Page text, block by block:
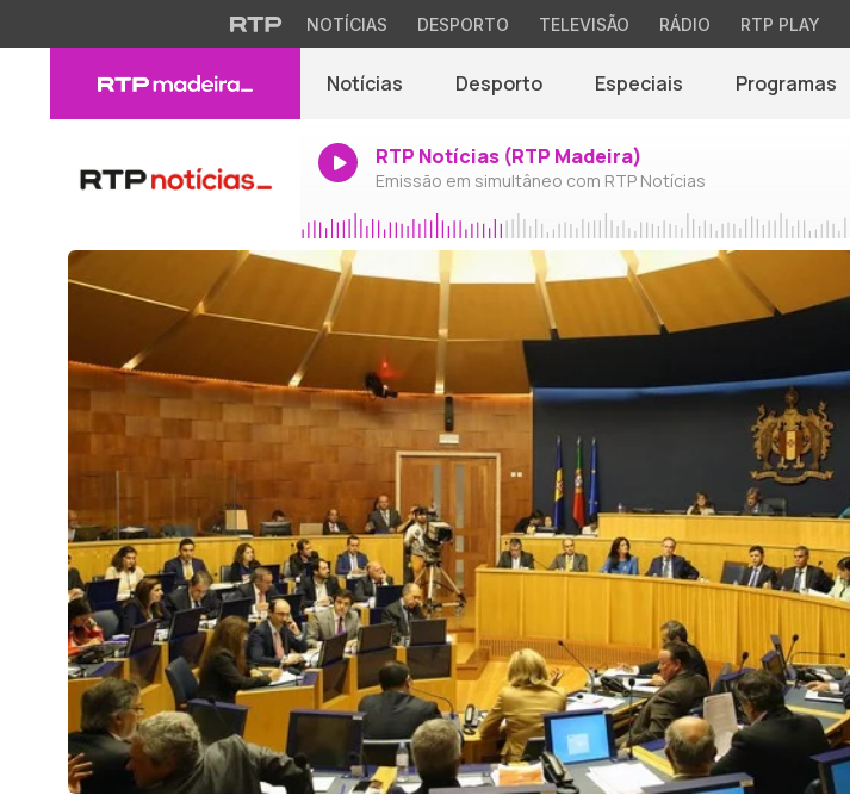
NOTÍCIAS DESPORTO TELEVISÃO RÁDIO RTP PLAY
Notícias Desporto Especiais Programas
RTP Notícias (RTP Madeira)
Emissão em simultâneo com RTP Notícias